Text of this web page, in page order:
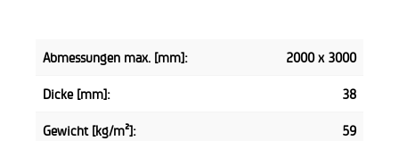
Abmessungen max. [mm]:
2000 x 3000
Dicke [mm]:
38
Gewicht [kg/m²]:
59